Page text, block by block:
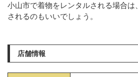
小山市で着物をレンタルされる場合は
されるのもいいでしょう。
店舗情報